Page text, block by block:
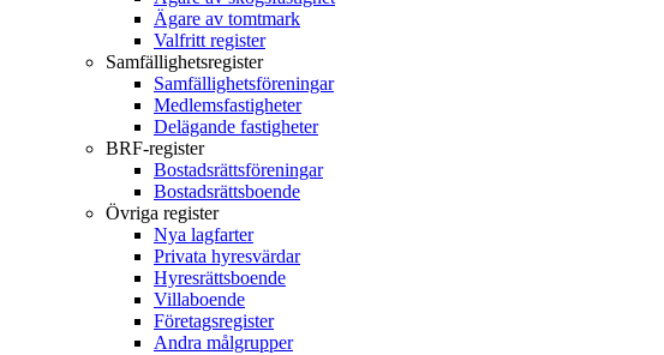
Ägare av tomtmark
Valfritt register
Samfällighetsregister
Samfällighetsföreningar
Medlemsfastigheter
Delägande fastigheter
BRF-register
Bostadsrättsföreningar
Bostadsrättsboende
Övriga register
Nya lagfarter
Privata hyresvärdar
Hyresrättsboende
Villaboende
Företagsregister
Andra målgrupper